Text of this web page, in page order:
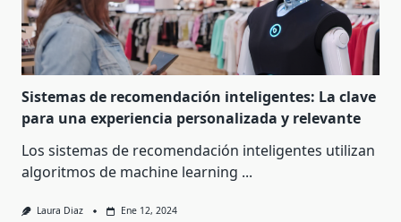
Sistemas de recomendación inteligentes: La clave
para una experiencia personalizada y relevante
Los sistemas de recomendación inteligentes utilizan
algoritmos de machine learning ...
Laura Diaz Ene 12, 2024